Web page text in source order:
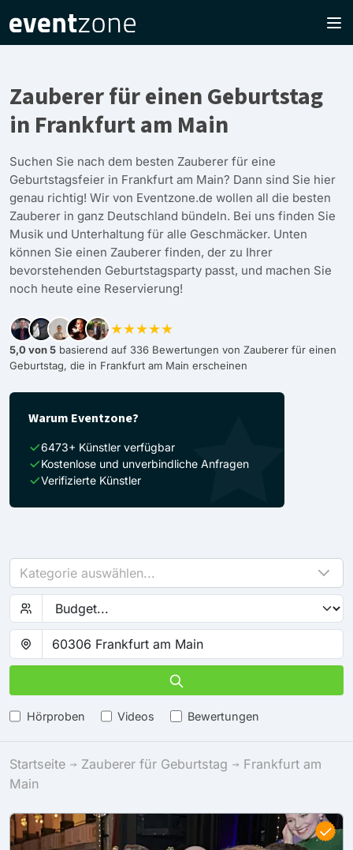
Zauberer für einen Geburtstag
in Frankfurt am Main
Suchen Sie nach dem besten Zauberer für eine
Geburtstagsfeier in Frankfurt am Main? Dann sind Sie hier
genau richtig! Wir von Eventzone.de wollen all die besten
Zauberer in ganz Deutschland bündeln. Bei uns finden Sie
Musik und Unterhaltung für alle Geschmäcker. Unten
können Sie einen Zauberer finden, der zu Ihrer
bevorstehenden Geburtstagsparty passt, und machen Sie
noch heute eine Reservierung!
★★★★★
5,0 von 5 basierend auf 336 Bewertungen von Zauberer für einen
Geburtstag, die in Frankfurt am Main erscheinen
Warum Eventzone?
6473+ Künstler verfügbar
Kostenlose und unverbindliche Anfragen
Verifizierte Künstler
Kategorie auswählen...
Hörproben Videos Bewertungen
Startseite Zauberer für Geburtstag
Frankfurt am
Main